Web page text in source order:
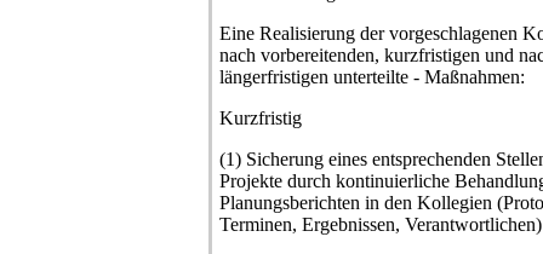
Eine Realisierung der vorgeschlagenen
nach vorbereitenden, kurzfristigen und
längerfristigen unterteilte - Maßnahmen:
Kurzfristig
(1) Sicherung eines entsprechenden
Projekte durch kontinuierliche
Planungsberichten in den Kollegien
Terminen, Ergebnissen, Verantwortlichen)